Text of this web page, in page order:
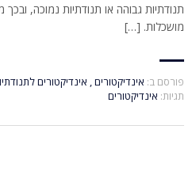
תנודתיות גבוהה או תנודתיות נמוכה,
מושכלות. […]
פורסם ב: אינדיקטורים, אינדיקטורים
תגיות: אינדיקטורים